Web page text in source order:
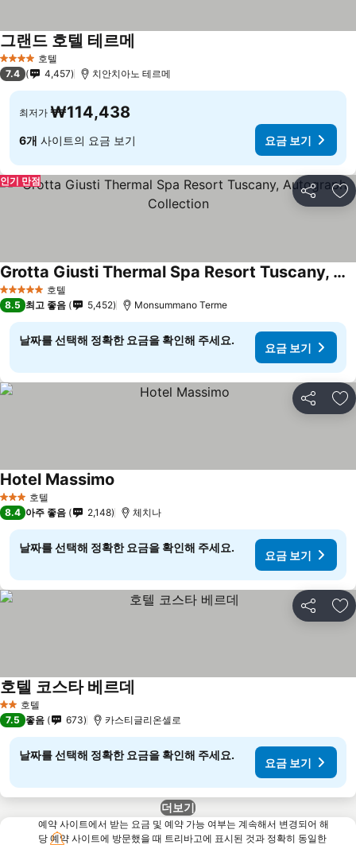
4 성급 호텔
그랜드 호텔 테르메
7.4 4,457 치안치아노 테르메
최저가 ₩114,438
6개 사이트의 요금 보기 요금 보기
공유 즐
인기 만점
5 성급 호텔
Grotta Giusti Thermal Spa Resort Tuscany, Autograph Collection
요금 보기
8.5 최고 좋음 5,452 Monsummano Terme
날짜를 선택해 정확한 요금을 확인해 주세요.
요금 보기
공유 즐
3 성급 호텔
Hotel Massimo
8.4 아주 좋음 2,148 체치나
날짜를 선택해 정확한 요금을 확인해 주세요.
요금 보기
공유 즐
2 성급호텔
호텔 코스타 베르데
7.5 좋음 673 카스티글리온셀로
날짜를 선택해 정확한 요금을 확인해 주세요.
요금 보기
더보기
예약 사이트에서 받는 요금 및 예약 가능 여부는 계속해서 변경되어 해
당 예약 사이트에 방문했을 때 트리바고에 표시된 것과 정확히 동일한